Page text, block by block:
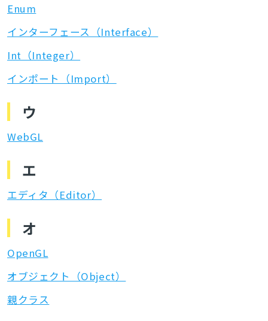
Enum
インターフェース（Interface）
Int（Integer）
インポート（Import）
ウ
WebGL
エ
エディタ（Editor）
オ
OpenGL
オブジェクト（Object）
親クラス